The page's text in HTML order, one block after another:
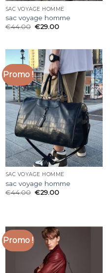
SAC VOYAGE HOMME
sac voyage homme
€44.00 €29.00
Promo !
SAC VOYAGE HOMME
sac voyage homme
€44.00 €29.00
Promo !